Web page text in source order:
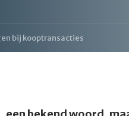
bij kooptransacties